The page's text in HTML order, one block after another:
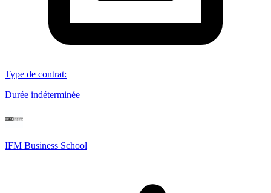
Type de contrat:
Durée indéterminée
IFM Business School